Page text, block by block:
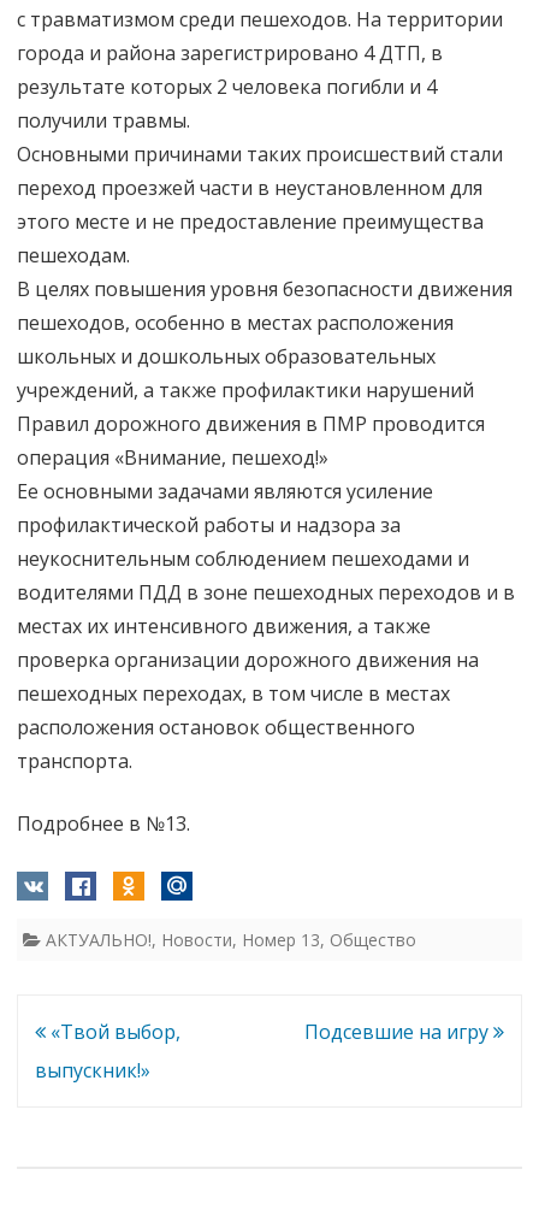
с травматизмом среди пешеходов. На территории
города и района зарегистрировано 4 ДТП, в
результате которых 2 человека погибли и 4
получили травмы.
Основными причинами таких происшествий стали
переход проезжей части в неустановленном для
этого месте и не предоставление преимущества
пешеходам.
В целях повышения уровня безопасности движения
пешеходов, особенно в местах расположения
школьных и дошкольных образовательных
учреждений, а также профилактики нарушений
Правил дорожного движения в ПМР проводится
операция «Внимание, пешеход!»
Ее основными задачами являются усиление
профилактической работы и надзора за
неукоснительным соблюдением пешеходами и
водителями ПДД в зоне пешеходных переходов и в
местах их интенсивного движения, а также
проверка организации дорожного движения на
пешеходных переходах, в том числе в местах
расположения остановок общественного
транспорта.
Подробнее в №13.
АКТУАЛЬНО!, Новости, Номер 13, Общество
Навигация
по
«Твой выбор,
выпускник!»
Подсевшие на игру